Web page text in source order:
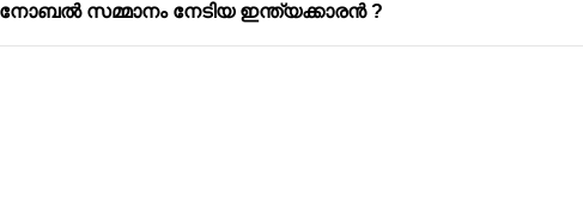
സമ്മാനം നേടിയ ഇന്ത്യക്കാരൻ ?